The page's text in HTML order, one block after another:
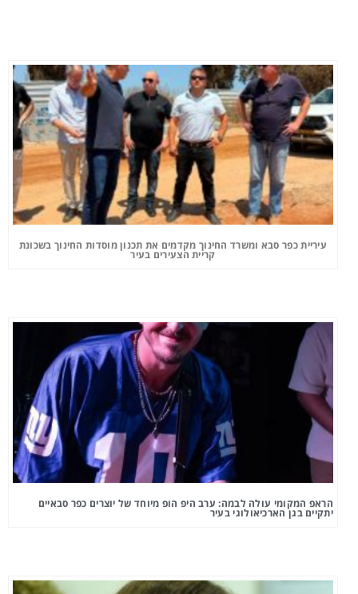
עיריית כפר סבא ומשרד החינוך מקדמים את תכנון מוסדות החינוך בשכונת
קריית הצעירים בעיר
הראפ המקומי עולה לבמה: ערב היפ הופ מיוחד של יוצרים כפר סבאיים
יתקיים בגן הארכיאולוגי בעיר